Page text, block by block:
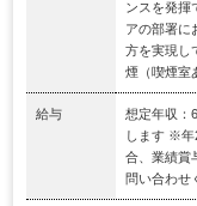
ンスを発揮
アの部署に
方を実現し
煙（喫煙室
給与
想定年収：
します ※年
合、業績賞
問い合わせ